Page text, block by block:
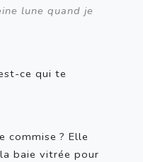
lune quand je
ce qui te
commise ? Elle
baie vitrée pour